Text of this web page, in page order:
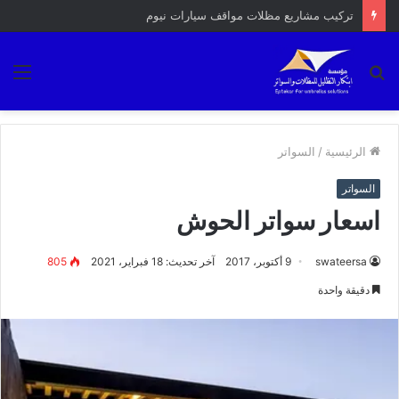
احدث انواع المظلات
بحث
الرئيسية / السواتر
السواتر
اسعار سواتر الحوش
swateersa 9 أكتوبر، 2017 آخر تحديث: 18 فبراير، 2021 805
دقيقة واحدة